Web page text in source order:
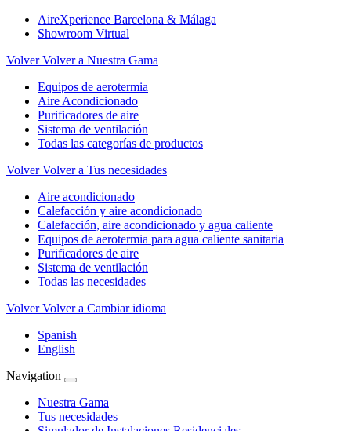
AireXperience Barcelona & Málaga
Showroom Virtual
Volver Volver a Nuestra Gama
Equipos de aerotermia
Aire Acondicionado
Purificadores de aire
Sistema de ventilación
Todas las categorías de productos
Volver Volver a Tus necesidades
Aire acondicionado
Calefacción y aire acondicionado
Calefacción, aire acondicionado y agua caliente
Equipos de aerotermia para agua caliente sanitaria
Purificadores de aire
Sistema de ventilación
Todas las necesidades
Volver Volver a Cambiar idioma
Spanish
English
Navigation
Nuestra Gama
Tus necesidades